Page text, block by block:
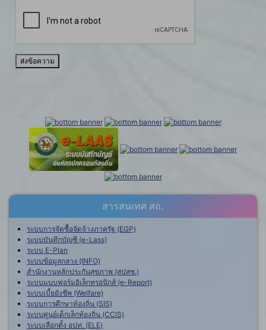
ส่งข้อความ
สารสนเทศ สถ.
ระบบการจัดซื้อจัดจ้างภาครัฐ (EGP)
ระบบบันทึกบัญชี (e-Lass)
ระบบ E-Plan
ระบบข้อมูลกลาง (INFO)
สำนักงานหลักประกันสุขภาพ (สปสช.)
ระบบแบบฟอร์มอิเล็กทรอนิกส์ (e-Report)
ระบบเบี้ยยังชีพ (Welfare)
ระบบการศึกษาท้องถิ่น (SIS)
ระบบศูนย์เด็กเล็กท้องถิ่น (CCIS)
ระบบเลือกตั้ง อปท. (ELE)